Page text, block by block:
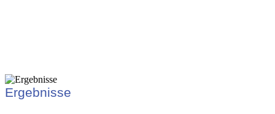
Ergebnisse